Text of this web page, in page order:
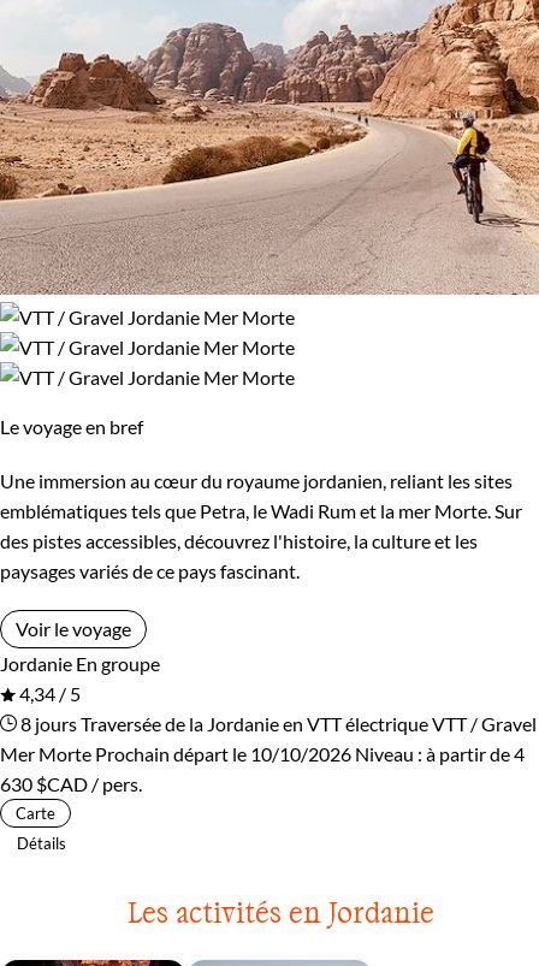
Le voyage en bref
Une immersion au cœur du royaume jordanien, reliant les sites
emblématiques tels que Petra, le Wadi Rum et la mer Morte. Sur
des pistes accessibles, découvrez l'histoire, la culture et les
paysages variés de ce pays fascinant.
Voir le voyage
Jordanie En groupe
4,34 / 5
8 joursTraversée de la Jordanie en VTT électriqueVTT / Gravel
Mer Morte Prochain départ le 10/10/2026 Niveau : à partir de4
630 $CAD / pers.
Carte
Détails
Les activités en Jordanie